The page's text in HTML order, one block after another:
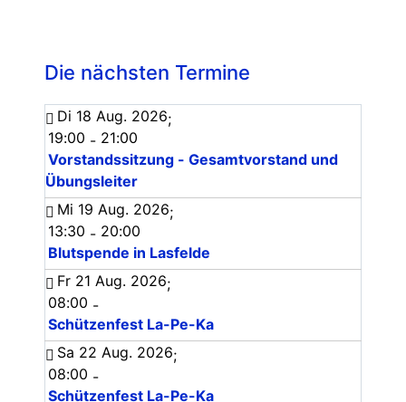
Die nächsten Termine
Di 18 Aug. 2026;
19:00 - 21:00
Vorstandssitzung - Gesamtvorstand und
Übungsleiter
Mi 19 Aug. 2026;
13:30 - 20:00
Blutspende in Lasfelde
Fr 21 Aug. 2026;
08:00 -
Schützenfest La-Pe-Ka
Sa 22 Aug. 2026;
08:00 -
Schützenfest La-Pe-Ka